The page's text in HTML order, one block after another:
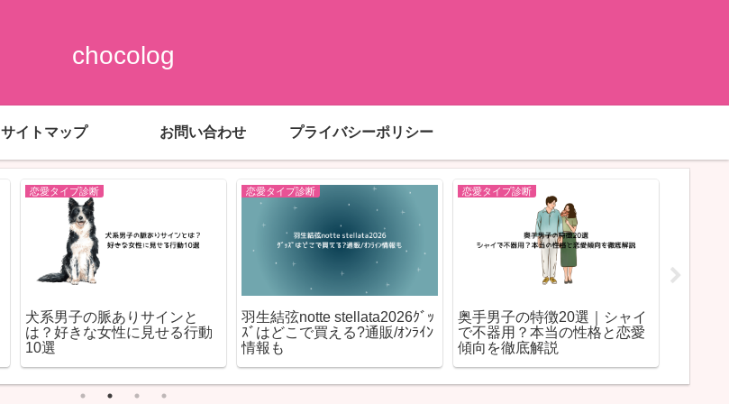
chocolog
サイトマップ お問い合わせ プライバシーポリシー
恋愛タイプ診断
犬系男子の脈ありサインと
は？好きな女性に見せる行動
10選
恋愛タイプ診断
羽生結弦notte stellata2026ｸﾞｯ
ｽﾞはどこで買える?通販/ｵﾝﾗｲﾝ
情報も
恋愛タイプ診断
奥手男子の特徴20選｜シャイ
で不器用？本当の性格と恋愛
傾向を徹底解説